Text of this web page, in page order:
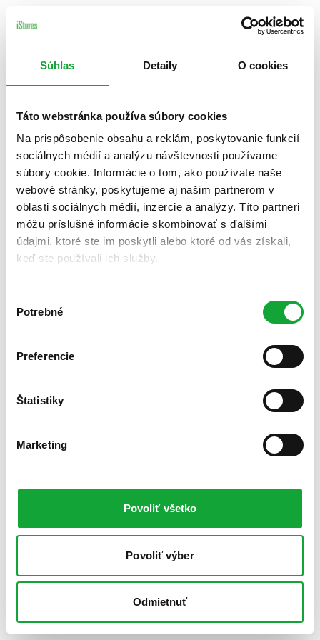
Súhlas Detaily O cookies
Táto webstránka používa súbory cookies
Na prispôsobenie obsahu a reklám, poskytovanie funkcií
sociálnych médií a analýzu návštevnosti používame
súbory cookie. Informácie o tom, ako používate naše
webové stránky, poskytujeme aj našim partnerom v
oblasti sociálnych médií, inzercie a analýzy. Títo partneri
môžu príslušné informácie skombinovať s ďalšími
údajmi, ktoré ste im poskytli alebo ktoré od vás získali,
keď ste používali ich služby.
súhlasu
Potrebné
Preferencie
Štatistiky
Marketing
Povoliť všetko
Povoliť výber
Odmietnuť